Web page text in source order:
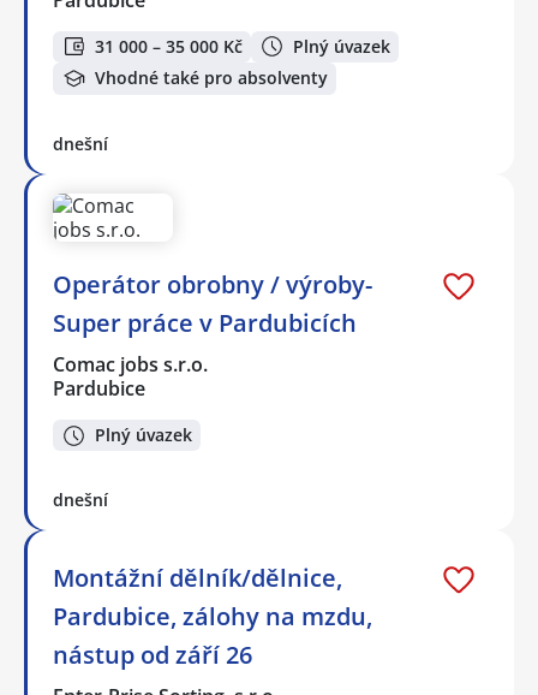
31 000 – 35 000 Kč
Plný úvazek
Vhodné také pro absolventy
dnešní
Operátor obrobny / výroby-
Super práce v Pardubicích
Comac jobs s.r.o.
Pardubice
Plný úvazek
dnešní
Montážní dělník/dělnice,
Pardubice, zálohy na mzdu,
nástup od září 26